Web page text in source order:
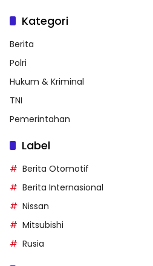
Kategori
Berita
Polri
Hukum & Kriminal
TNI
Pemerintahan
Label
Berita Otomotif
Berita Internasional
Nissan
Mitsubishi
Rusia